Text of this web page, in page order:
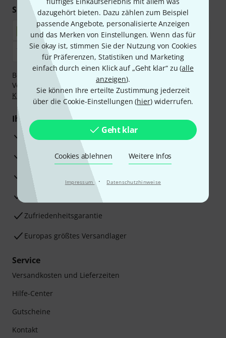
dazugehört bieten. Dazu zählen zum Beispiel
passende Angebote, personalisierte Anzeigen
und das Merken von Einstellungen. Wenn das für
Sie okay ist, stimmen Sie der Nutzung von Cookies
für Präferenzen, Statistiken und Marketing
einfach durch einen Klick auf „Geht klar“ zu (alle
anzeigen).
Sie können Ihre erteilte Zustimmung jederzeit
über die Cookie-Einstellungen (hier) widerrufen.
Geht klar
Cookies ablehnen Weitere Infos
Impressum · Datenschutzhinweise
Sicher einkaufen & bezahlen
Bezahlen Sie vertraulich und sicher per Nachnahme,
Vorkasse, PayPal, Amazon Pay,Klarna Sofort bezahlen
Klarna Ratenzahlungoder Kreditkarte.
Ihre Vorteile
3 Jahre Thomann Garantie
30 Tage Money-Back-Garantie
Beratung durch Fachexperten
Zufriedenheitsgarantie
Europas größtes Versandlager
Service
Versandkosten und Lieferzeiten
Hilfe-Center
Gutscheine
Kontakt